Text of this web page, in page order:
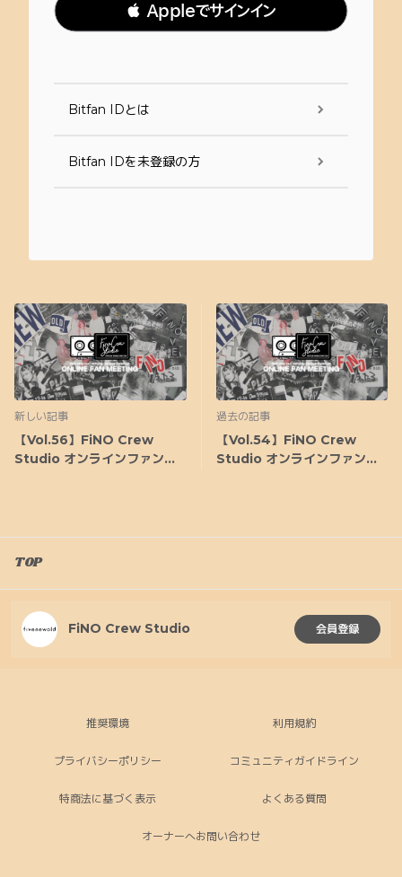
 Appleでサインイン
Bitfan IDとは
Bitfan IDを未登録の方
新しい記事
【Vol.56】FiNO Crew
Studio オンラインファンミ
過去の記事
【Vol.54】FiNO Crew
Studio オンラインファンミ
TOP
FiNO Crew Studio 会員登録
推奨環境 利用規約
プライバシーポリシー コミュニティガイドライン
特商法に基づく表示 よくある質問
オーナーへお問い合わせ